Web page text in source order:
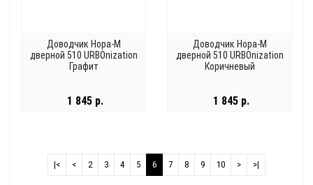
Доводчик Нора-М
дверной 510 URBOnization
Графит
1 845 р.
Доводчик Нора-М
дверной 510 URBOnization
Коричневый
1 845 р.
|< < 2 3 4 5 6 7 8 9 10 > >|